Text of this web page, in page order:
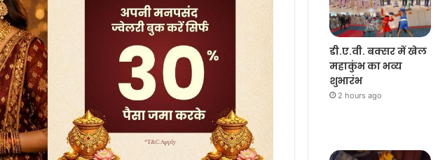
डी.ए.वी. बक्सर में खेल
महाकुंभ का भव्य
शुभारंभ
2 hours ago